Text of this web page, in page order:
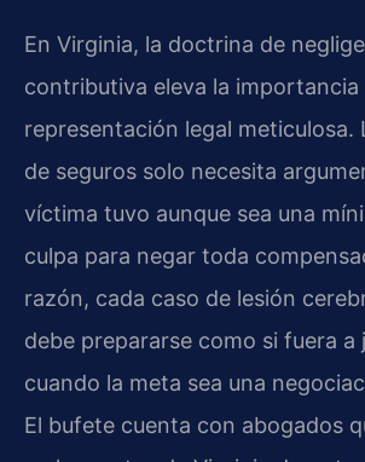
En Virginia, la doctrina de
contributiva eleva la importancia
representación legal meticulosa.
de seguros solo necesita
víctima tuvo aunque sea una
culpa para negar toda
razón, cada caso de lesión
debe prepararse como si fuera a
cuando la meta sea una
El bufete cuenta con abogados